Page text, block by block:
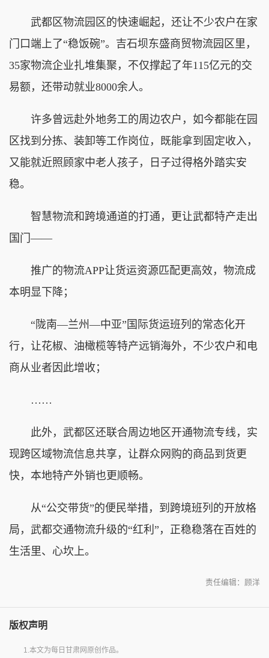
武都区物流园区的快速崛起，还让不少农户在家
门口端上了“稳饭碗”。吉石坝东盛商贸物流园区里，
35家物流企业扎堆集聚，不仅撑起了年115亿元的交
易额，还带动就业8000余人。
许多曾远赴外地务工的周边农户，如今都能在园
区找到分拣、装卸等工作岗位，既能拿到固定收入，
又能就近照顾家中老人孩子，日子过得格外踏实安
稳。
智慧物流和跨境通道的打通，更让武都特产走出
国门——
推广的物流APP让货运资源匹配更高效，物流成
本明显下降；
“陇南—兰州—中亚”国际货运班列的常态化开
行，让花椒、油橄榄等特产远销海外，不少农户和电
商从业者因此增收；
……
此外，武都区还联合周边地区开通物流专线，实
现跨区域物流信息共享，让群众网购的商品到货更
快，本地特产外销也更顺畅。
从“公交带货”的便民举措，到跨境班列的开放格
局，武都交通物流升级的“红利”，正稳稳落在百姓的
生活里、心坎上。
责任编辑：顾洋
版权声明
1.本文为每日甘肃网原创作品。